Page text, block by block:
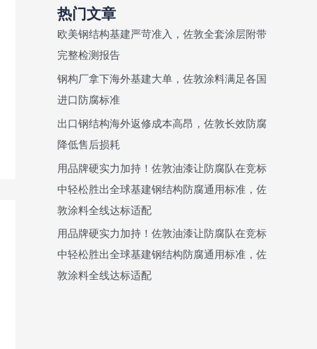
热门文章
欧美钢结构基建严苛准入，佐敦全套涂层附带
完整检测报告
钢构厂拿下海外基建大单，佐敦涂料满足各国
进口防腐标准
出口钢结构海外返修成本高昂，佐敦长效防腐
降低售后损耗
用品牌硬实力加持！佐敦油漆让防腐队在竞标
中轻松胜出全球基建钢结构防腐通用标准，佐
敦涂料全线达标适配
用品牌硬实力加持！佐敦油漆让防腐队在竞标
中轻松胜出全球基建钢结构防腐通用标准，佐
敦涂料全线达标适配